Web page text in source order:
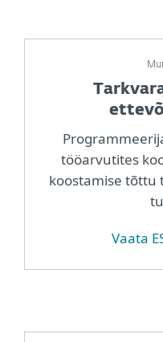
tööarvutites
koostamise tõttu
Vaata